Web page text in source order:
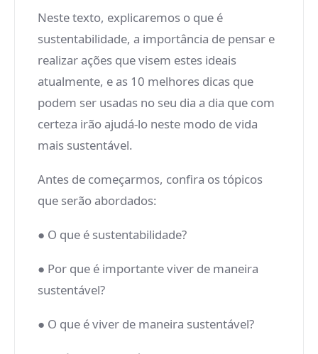
Neste texto, explicaremos o que é
sustentabilidade, a importância de pensar e
realizar ações que visem estes ideais
atualmente, e as 10 melhores dicas que
podem ser usadas no seu dia a dia que com
certeza irão ajudá-lo neste modo de vida
mais sustentável.
Antes de começarmos, confira os tópicos
que serão abordados:
● O que é sustentabilidade?
● Por que é importante viver de maneira
sustentável?
● O que é viver de maneira sustentável?